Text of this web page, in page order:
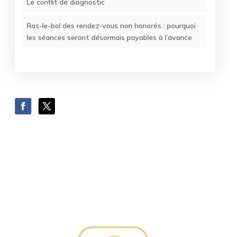
Le conflit de diagnostic
Ras-le-bol des rendez-vous non honorés : pourquoi
les séances seront désormais payables à l’avance